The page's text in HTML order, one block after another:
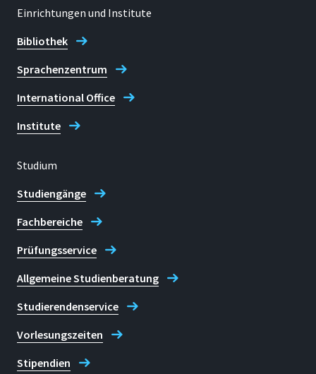
Einrichtungen und Institute
Bibliothek
Sprachenzentrum
International Office
Institute
Studium
Studiengänge
Fachbereiche
Prüfungsservice
Allgemeine Studienberatung
Studierendenservice
Vorlesungszeiten
Stipendien